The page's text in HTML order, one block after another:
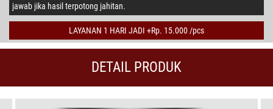
jawab jika hasil terpotong jahitan.
LAYANAN 1 HARI JADI +Rp. 15.000 /pcs
DETAIL PRODUK